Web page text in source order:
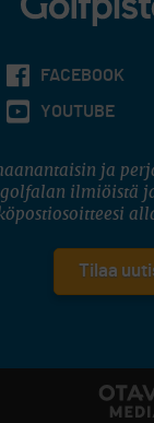
FACEBOOK
YOUTUBE
ja
ilmiöistä
Tilaa